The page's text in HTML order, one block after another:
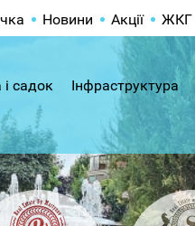
Новини Акції ЖКГ
садок Інфраструктура